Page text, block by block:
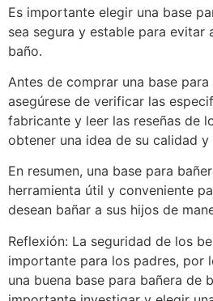
Es importante elegir una base
sea segura y estable para evitar
baño.
Antes de comprar una base
asegúrese de verificar las
fabricante y leer las reseñas de
obtener una idea de su calidad y
En resumen, una base para
herramienta útil y conveniente
desean bañar a sus hijos de
Reflexión: La seguridad de los
importante para los padres, por
una buena base para bañera de